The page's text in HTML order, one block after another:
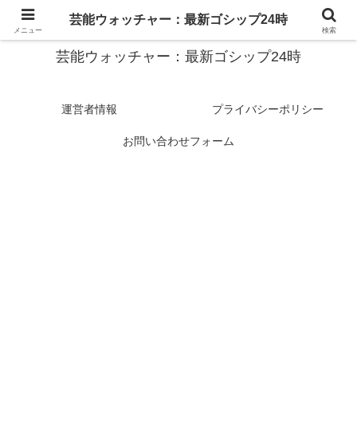
スターたちの裏側を徹底追跡！話題のゴシップがここに集結
芸能ウォッチャー：最新ゴシップ24時
運営者情報 プライバシーポリシー
お問い合わせフォーム
メニュー
芸能ウォッチャー：最新ゴシップ24時
検索